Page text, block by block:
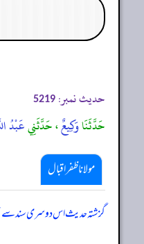
حدیث نمبر: 5219
حَدَّثَنَاوَكِيعٌ، حَدَّثَنِيعَبْدُ
مولانا ظفر اقبال
گزشتہ حدیث اس دوسری سند